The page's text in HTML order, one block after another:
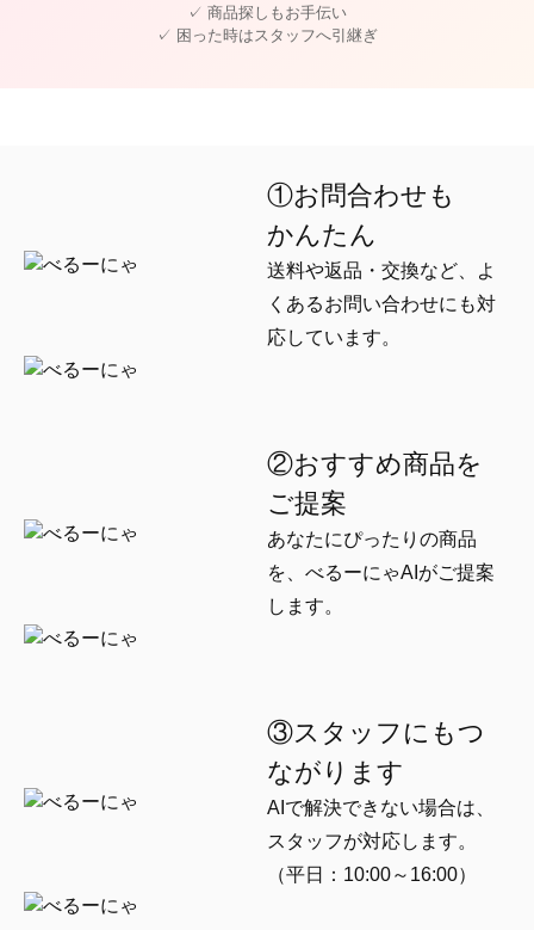
✓ 商品探しもお手伝い
✓ 困った時はスタッフへ引継ぎ
①お問合わせも
かんたん
送料や返品・交換など、よ
くあるお問い合わせにも対
応しています。
②おすすめ商品を
ご提案
あなたにぴったりの商品
を、べるーにゃAIがご提案
します。
③スタッフにもつ
ながります
AIで解決できない場合は、
スタッフが対応します。
（平日：10:00～16:00）